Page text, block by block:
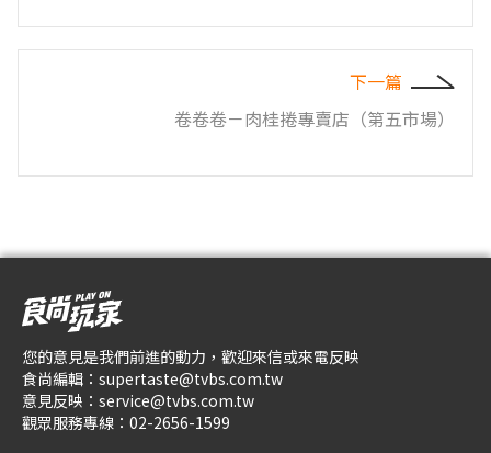
下一篇
卷卷卷－肉桂捲專賣店（第五市場）
您的意見是我們前進的動力，歡迎來信或來電反映
食尚編輯： supertaste@tvbs.com.tw
意見反映： service@tvbs.com.tw
觀眾服務專線： 02-2656-1599